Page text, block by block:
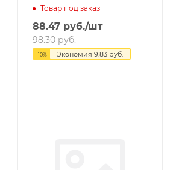
Товар под заказ
88.47 руб./шт
98.30руб.
-10% Экономия9.83 руб.